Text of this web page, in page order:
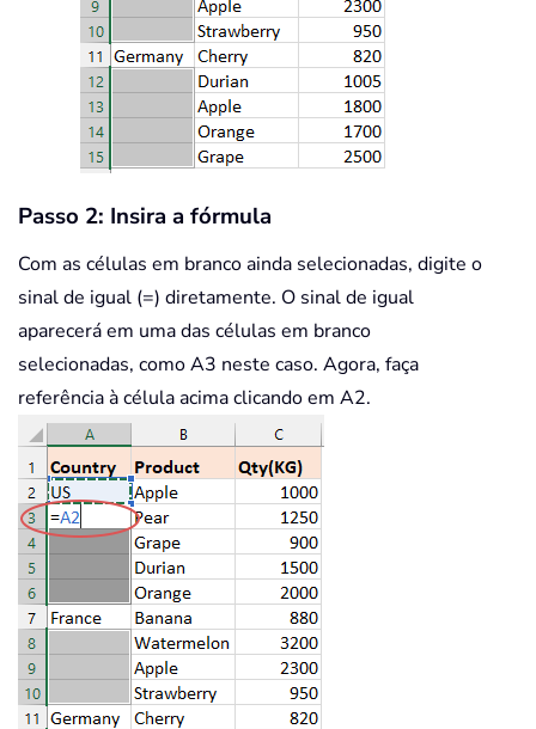
Passo 2: Insira a fórmula
Com as células em branco ainda selecionadas, digite o
sinal de igual (=) diretamente. O sinal de igual
aparecerá em uma das células em branco
selecionadas, como A3 neste caso. Agora, faça
referência à célula acima clicando em A2.